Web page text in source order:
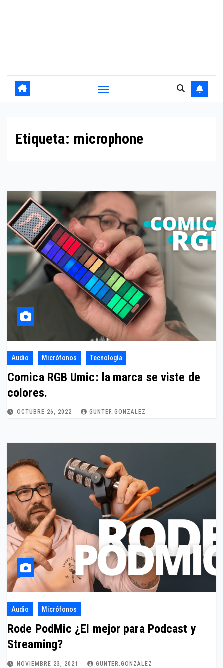
Etiqueta: microphone
Audio Micrófonos Tecnología
Comica RGB Umic: la marca se viste de
colores.
OCTUBRE 26, 2022 GUNTER.GONZALEZ
Audio Micrófonos
Rode PodMic ¿El mejor para Podcast y
Streaming?
NOVIEMBRE 23, 2021 GUNTER.GONZALEZ